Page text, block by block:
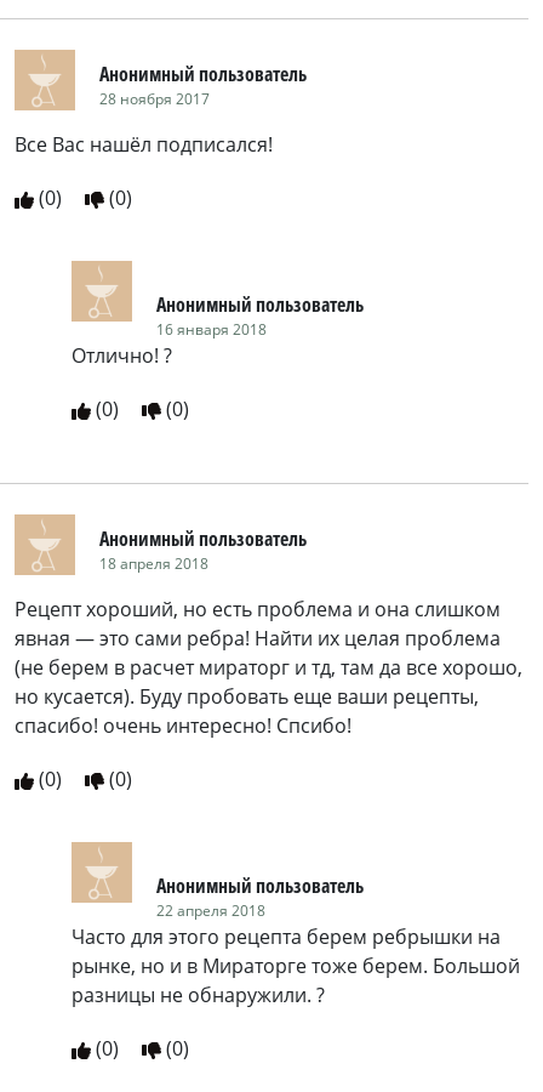
Анонимный пользователь
28 ноября 2017
Все Вас нашёл подписался!
(0) (0)
Анонимный пользователь
16 января 2018
Отлично! ?
(0) (0)
Анонимный пользователь
18 апреля 2018
Рецепт хороший, но есть проблема и она слишком
явная — это сами ребра! Найти их целая проблема
(не берем в расчет мираторг и тд, там да все хорошо,
но кусается). Буду пробовать еще ваши рецепты,
спасибо! очень интересно! Спсибо!
(0) (0)
Анонимный пользователь
22 апреля 2018
Часто для этого рецепта берем ребрышки на
рынке, но и в Мираторге тоже берем. Большой
разницы не обнаружили. ?
(0) (0)